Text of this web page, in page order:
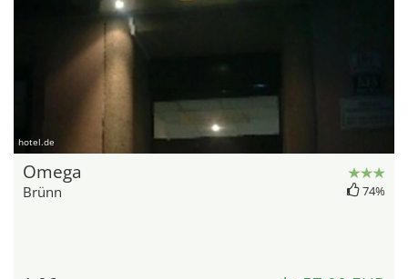
hotel.de
Omega
Brünn 74%